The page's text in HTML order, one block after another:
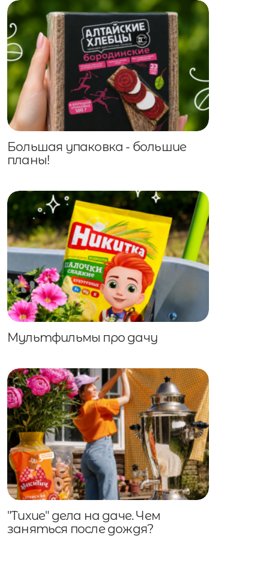
Большая упаковка - большие
планы!
Мультфильмы про дачу
"Тихие" дела на даче. Чем
заняться после дождя?